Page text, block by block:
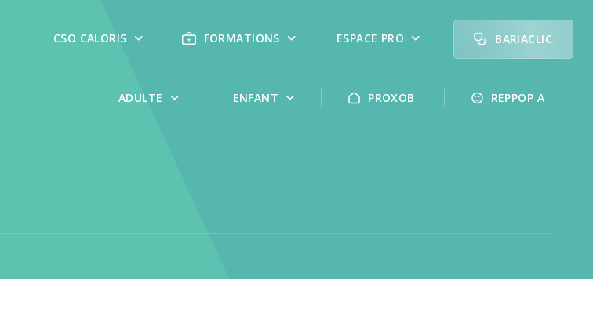
CSO CALORIS FORMATIONS ESPACE PRO BARIACLIC
ADULTE ENFANT PROXOB REPPOP A